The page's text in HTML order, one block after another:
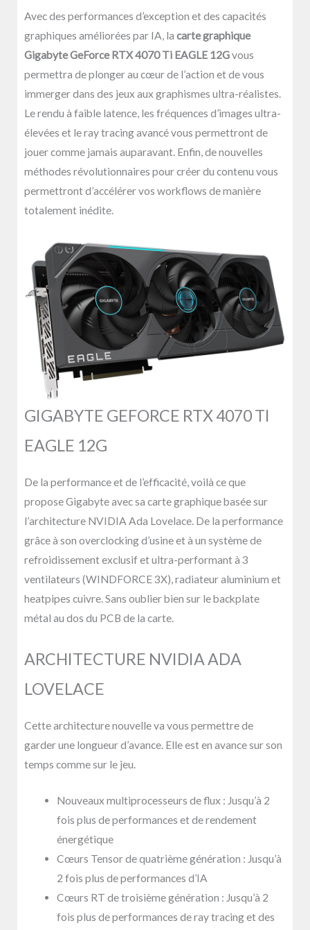
Avec des performances d’exception et des capacités
graphiques améliorées par IA, la carte graphique
Gigabyte GeForce RTX 4070 Ti EAGLE 12Gvous
permettra de plonger au cœur de l’action et de vous
immerger dans des jeux aux graphismes ultra-réalistes.
Le rendu à faible latence, les fréquences d’images ultra-
élevées et le ray tracing avancé vous permettront de
jouer comme jamais auparavant. Enfin, de nouvelles
méthodes révolutionnaires pour créer du contenu vous
permettront d’accélérer vos workflows de manière
totalement inédite.
GIGABYTE GEFORCE RTX 4070 TI
EAGLE 12G
De la performance et de l’efficacité, voilà ce que
propose Gigabyte avec sa carte graphique basée sur
l’architecture NVIDIA Ada Lovelace. De la performance
grâce à son overclocking d’usine et à un système de
refroidissement exclusif et ultra-performant à 3
ventilateurs (WINDFORCE 3X), radiateur aluminium et
heatpipes cuivre. Sans oublier bien sur le backplate
métal au dos du PCB de la carte.
ARCHITECTURE NVIDIA ADA
LOVELACE
Cette architecture nouvelle va vous permettre de
garder une longueur d’avance. Elle est en avance sur son
temps comme sur le jeu.
Nouveaux multiprocesseurs de flux : Jusqu’à 2
fois plus de performances et de rendement
énergétique
Cœurs Tensor de quatrième génération : Jusqu’à
2 fois plus de performances d’IA
Cœurs RT de troisième génération : Jusqu’à 2
fois plus de performances de ray tracing et des